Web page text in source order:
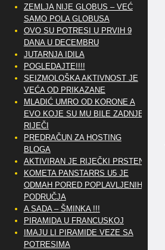
ZEMLJA NIJE GLOBUS – VEĆ
SAMO POLA GLOBUSA
OVO SU POTRESI U PRVIH 9
DANA U DECEMBRU
JUTARNJA IDILA
POGLEDAJTE!!!!
SEIZMOLOŠKA AKTIVNOST JE
VEĆA OD PRIKAZANE
MLADIĆ UMRO OD KORONE A
EVO KOJE SU MU BILE ZADNJE
RIJEČI
PREDRAČUN ZA HOSTING
BLOGA
AKTIVIRAN JE RIJEČKI PRSTEN
KOMETA PANSTARRS U5 JE
ODMAH PORED POPLAVLJENIH
PODRUČJA
A SADA – ŠMINKA !!!
PIRAMIDA U FRANCUSKOJ
IMAJU LI PIRAMIDE VEZE SA
POTRESIMA